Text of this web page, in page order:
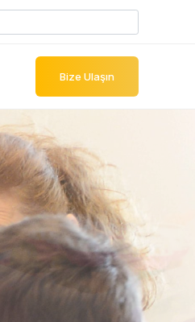
Bize Ulaşın